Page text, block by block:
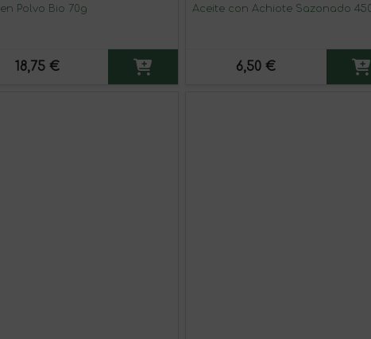
Polvo Bio 70g
18,75 €
Aceite con Achiote Sazonado
6,50 €